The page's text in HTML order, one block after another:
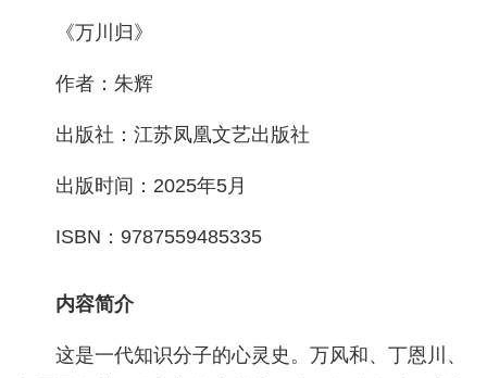
《万川归》
作者：朱辉
出版社：江苏凤凰文艺出版社
出版时间：2025年5月
ISBN：9787559485335
内容简介
这是一代知识分子的心灵史。万风和、丁恩川、